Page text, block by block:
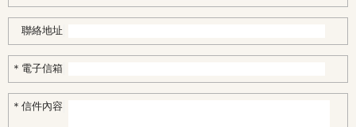
聯絡地址
電子信箱
信件內容